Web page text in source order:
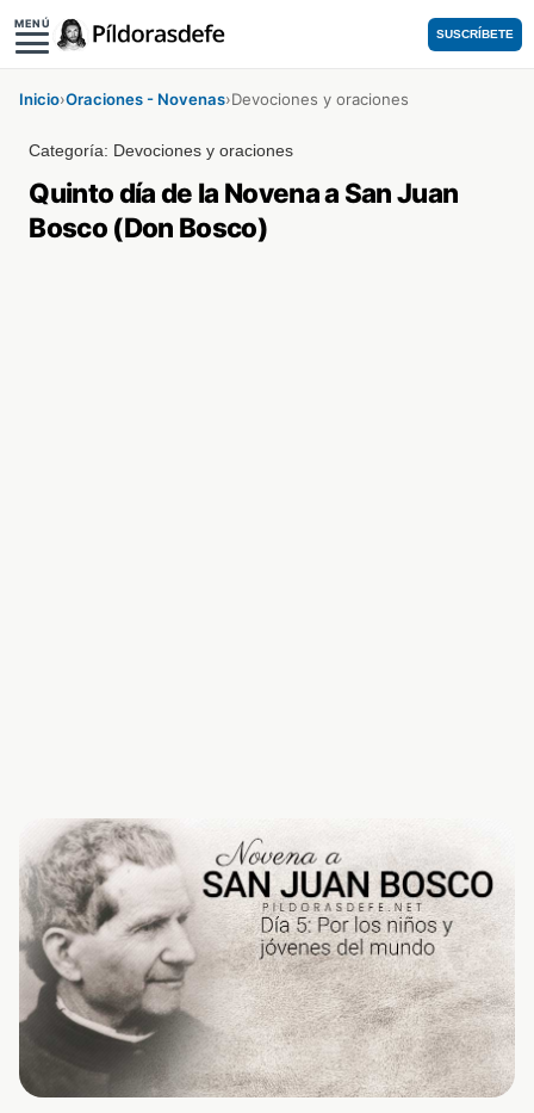
MENÚ
SUSCRÍBETE
Inicio›Oraciones - Novenas›Devociones y oraciones
Categoría: Devociones y oraciones
Quinto día de la Novena a San Juan
Bosco (Don Bosco)